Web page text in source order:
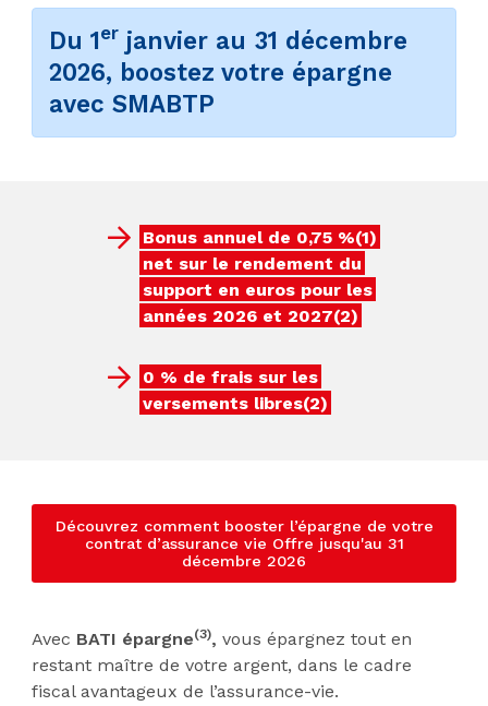
Du 1erjanvier au 31 décembre
2026, boostez votre épargne
avec SMABTP
Bonus annuel de 0,75 %(1)
net sur le rendement du
support en euros pour les
années 2026 et 2027(2)
0 % de frais sur les
versements libres(2)
Découvrez comment booster l’épargne de votre
contrat d’assurance vie Offre jusqu'au 31
décembre 2026
Avec BATI épargne(3), vous épargnez tout en
restant maître de votre argent, dans le cadre
fiscal avantageux de l’assurance-vie.